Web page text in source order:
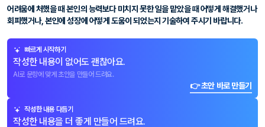
어려움에 처했을 때 본인의 능력보다 미치지 못한 일을 맡았을 때 어떻게 해결했거나
회피했거나, 본인에 성장에 어떻게 도움이 되었는지 기술하여 주시기 바랍니다.
빠르게 시작하기
작성한 내용이 없어도 괜찮아요.
AI로 문항에 맞게 초안을 만들어 드려요.
👉 초안 바로 만들기
작성한 내용 다듬기
작성한 내용을 더 좋게 만들어 드려요.